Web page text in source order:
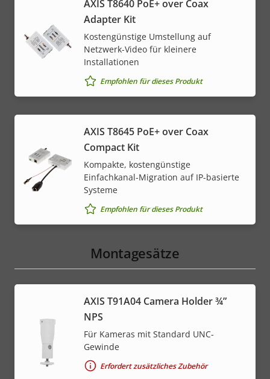
AXIS T8640 PoE+ over Coax
Adapter Kit
Kostengünstige Umstellung auf
Netzwerk-Video für kleinere
Installationen
Empfohlen für dieses Produkt
AXIS T8645 PoE+ over Coax
Compact Kit
Kompakte, kostengünstige
Einfachkanal-Migration auf IP-basierte
Systeme
Empfohlen für dieses Produkt
Montagesätze
AXIS T91A04 Camera Holder ¾”
NPS
Für Kameras mit Standard UNC-
Gewinde
Erfordert zusätzliches Zubehör